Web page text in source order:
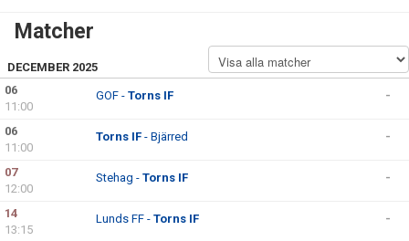
KONTAKT
Matcher
DECEMBER 2025
06
11:00
GOF - Torns IF -
06
11:00
Torns IF - Bjärred -
07
12:00
Stehag - Torns IF -
14
13:15
Lunds FF - Torns IF -